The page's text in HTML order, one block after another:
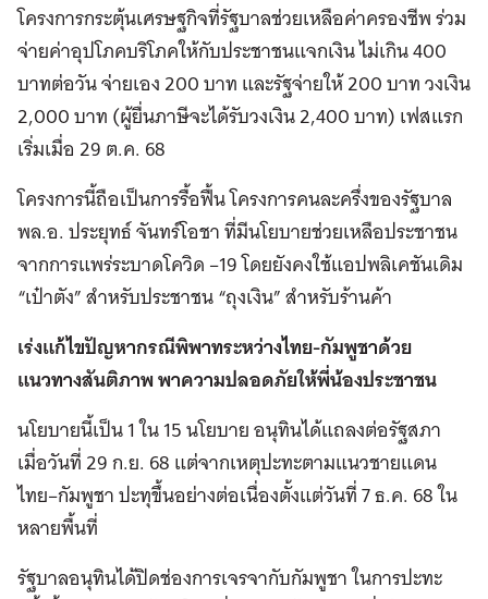
โครงการกระตุ้นเศรษฐกิจที่รัฐบาลช่วยเหลือค่าครองชีพ ร่วม
จ่ายค่าอุปโภคบริโภคให้กับประชาชนแจกเงิน ไม่เกิน 400
บาทต่อวัน จ่ายเอง 200 บาท และรัฐจ่ายให้ 200 บาท วงเงิน
2,000 บาท (ผู้ยื่นภาษีจะได้รับวงเงิน 2,400 บาท) เฟสแรก
เริ่มเมื่อ 29 ต.ค. 68
โครงการนี้ถือเป็นการรื้อฟื้น โครงการคนละครึ่งของรัฐบาล
พล.อ. ประยุทธ์ จันทร์โอชา ที่มีนโยบายช่วยเหลือประชาชน
จากการแพร่ระบาดโควิด –19 โดยยังคงใช้แอปพลิเคชันเดิม
“เป๋าตัง” สำหรับประชาชน “ถุงเงิน” สำหรับร้านค้า
เร่งแก้ไขปัญหากรณีพิพาทระหว่างไทย-กัมพูชาด้วย
แนวทางสันติภาพ พาความปลอดภัยให้พี่น้องประชาชน
นโยบายนี้เป็น 1 ใน 15 นโยบาย อนุทินได้แถลงต่อรัฐสภา
เมื่อวันที่ 29 ก.ย. 68 แต่จากเหตุปะทะตามแนวชายแดน
ไทย–กัมพูชา ปะทุขึ้นอย่างต่อเนื่องตั้งแต่วันที่ 7 ธ.ค. 68 ใน
หลายพื้นที่
รัฐบาลอนุทินได้ปิดช่องการเจรจากับกัมพูชา ในการปะทะ